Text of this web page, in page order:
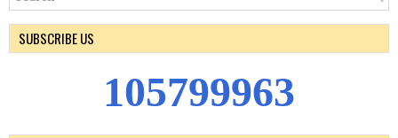
SUBSCRIBE US
105799963